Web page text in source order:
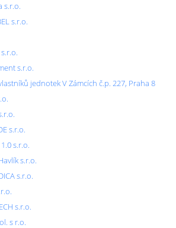
s.r.o.
s.r.o.
s.r.o.
jednotek V Zámcích č.p. 227, Praha 8
s.r.o.
s.r.o.
s.r.o.
s.r.o.
s.r.o.
s r.o.